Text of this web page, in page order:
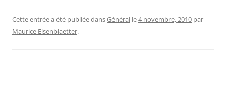
Cette entrée a été publiée dansGénéral le4 novembre, 2010 par
Maurice Eisenblaetter.